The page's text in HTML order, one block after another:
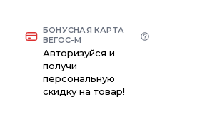
БОНУСНАЯ КАРТА
ВЕГОС-М
Авторизуйся и
получи
персональную
скидку на товар!